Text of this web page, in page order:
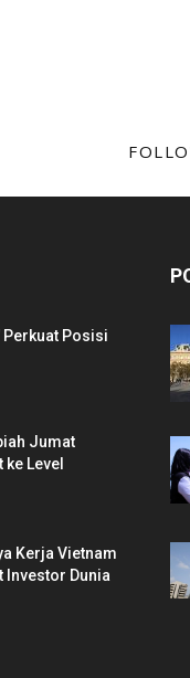
Perkuat Posisi
Jumat
Level
Kerja Vietnam
Investor Dunia